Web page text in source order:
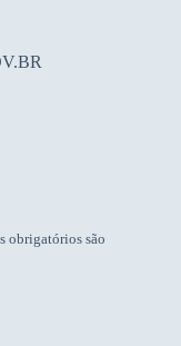
obrigatórios são